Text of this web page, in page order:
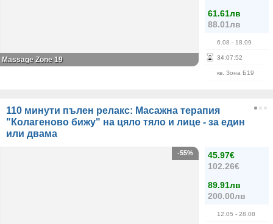
61.61лв
88.01лв
6.08 - 18.09
34:07:51
кв. Зона Б19
Massage Zone 19
110 минути пълен релакс: Масажна терапия
"Колагеново бижу" на цяло тяло и лице - за един
или двама
45.97€
102.26€
89.91лв
200.00лв
12.05 - 28.08
-55%